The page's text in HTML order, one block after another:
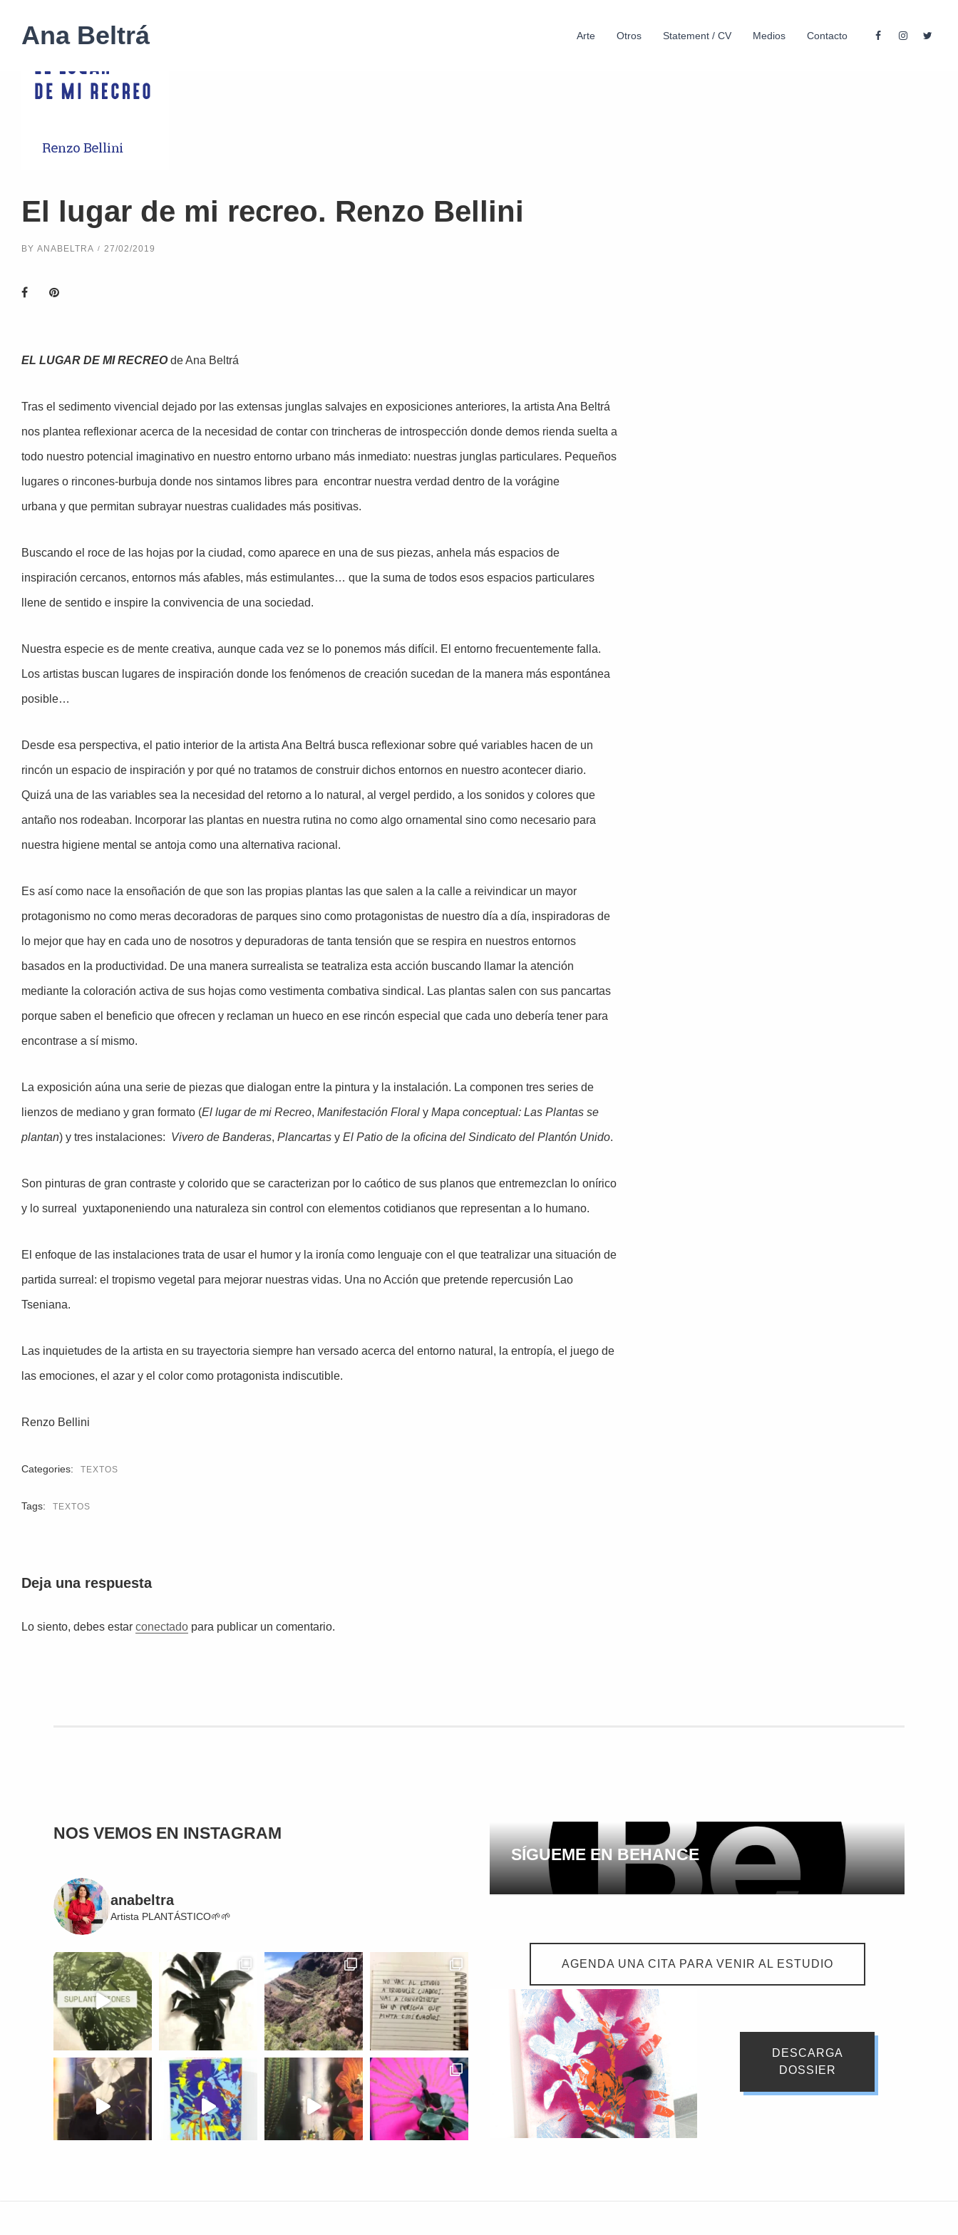
Ana Beltrá Arte Otros Statement / CV Medios Contacto
El lugar de mi recreo. Renzo Bellini
BY ANABELTRA 27/02/2019
EL LUGAR DE MI RECREOde Ana Beltrá
Tras el sedimento vivencial dejado por las extensas junglas salvajes en exposiciones anteriores, la artista Ana Beltrá
nos plantea reflexionar acerca de la necesidad de contar con trincheras de introspección donde demos rienda suelta a
todo nuestro potencial imaginativo en nuestro entorno urbano más inmediato: nuestras junglas particulares. Pequeños
lugares o rincones-burbuja donde nos sintamos libres para encontrar nuestra verdad dentro de la vorágine
urbana y que permitan subrayar nuestras cualidades más positivas.
Buscando el roce de las hojas por la ciudad, como aparece en una de sus piezas, anhela más espacios de
inspiración cercanos, entornos más afables, más estimulantes… que la suma de todos esos espacios particulares
llene de sentido e inspire la convivencia de una sociedad.
Nuestra especie es de mente creativa, aunque cada vez se lo ponemos más difícil. El entorno frecuentemente falla.
Los artistas buscan lugares de inspiración donde los fenómenos de creación sucedan de la manera más espontánea
posible…
Desde esa perspectiva, el patio interior de la artista Ana Beltrá busca reflexionar sobre qué variables hacen de un
rincón un espacio de inspiración y por qué no tratamos de construir dichos entornos en nuestro acontecer diario.
Quizá una de las variables sea la necesidad del retorno a lo natural, al vergel perdido, a los sonidos y colores que
antaño nos rodeaban. Incorporar las plantas en nuestra rutina no como algo ornamental sino como necesario para
nuestra higiene mental se antoja como una alternativa racional.
Es así como nace la ensoñación de que son las propias plantas las que salen a la calle a reivindicar un mayor
protagonismo no como meras decoradoras de parques sino como protagonistas de nuestro día a día, inspiradoras de
lo mejor que hay en cada uno de nosotros y depuradoras de tanta tensión que se respira en nuestros entornos
basados en la productividad. De una manera surrealista se teatraliza esta acción buscando llamar la atención
mediante la coloración activa de sus hojas como vestimenta combativa sindical. Las plantas salen con sus pancartas
porque saben el beneficio que ofrecen y reclaman un hueco en ese rincón especial que cada uno debería tener para
encontrase a sí mismo.
La exposición aúna una serie de piezas que dialogan entre la pintura y la instalación. La componen tres series de
lienzos de mediano y gran formato (El lugar de mi Recreo, Manifestación Floral y Mapa conceptual: Las Plantas se
plantan) y tres instalaciones: Vivero de Banderas, Plancartas y El Patio de la oficina del Sindicato del Plantón Unido.
Son pinturas de gran contraste y colorido que se caracterizan por lo caótico de sus planos que entremezclan lo onírico
y lo surreal yuxtaponeniendo una naturaleza sin control con elementos cotidianos que representan a lo humano.
El enfoque de las instalaciones trata de usar el humor y la ironía como lenguaje con el que teatralizar una situación de
partida surreal: el tropismo vegetal para mejorar nuestras vidas. Una no Acción que pretende repercusión Lao
Tseniana.
Las inquietudes de la artista en su trayectoria siempre han versado acerca del entorno natural, la entropía, el juego de
las emociones, el azar y el color como protagonista indiscutible.
Renzo Bellini
Categories: TEXTOS
Tags: TEXTOS
Deja una respuesta
Lo siento, debes estar conectado para publicar un comentario.
NOS VEMOS EN INSTAGRAM
anabeltra
Artista PLANTÁSTICO🌱🌱
SÍGUEME EN BEHANCE
AGENDA UNA CITA PARA VENIR AL ESTUDIO
DESCARGA
DOSSIER